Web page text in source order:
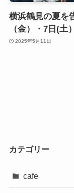
横浜鶴見の夏を
（金）・7日(土
2025年5月11日
カテゴリー
cafe